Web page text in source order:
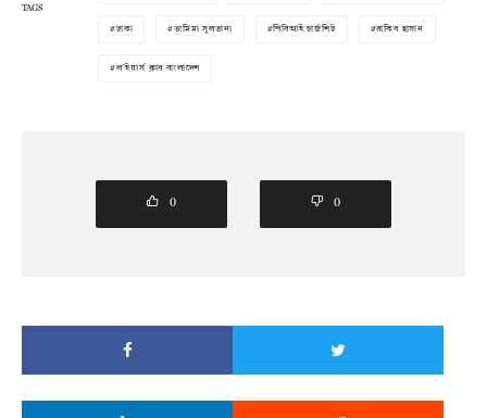
TAGS
ঢাকা তামিমা সুলতানা পিবিআই চার্জশিট রাকিব হাসান
ল'ইয়ার্স ক্লাব বাংলাদেশ
0 0